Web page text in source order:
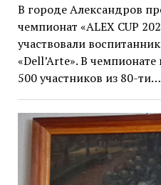
В городе Александров
чемпионат «ALEX CUP
участвовали
«Dell’Arte». В
500 участников из 80-ти…